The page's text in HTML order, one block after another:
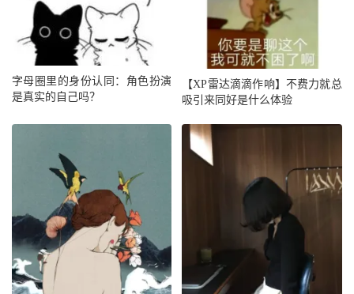
字母圈里的身份认同：角色扮演
是真实的自己吗？
【XP雷达滴滴作响】不费力就总
吸引来同好是什么体验